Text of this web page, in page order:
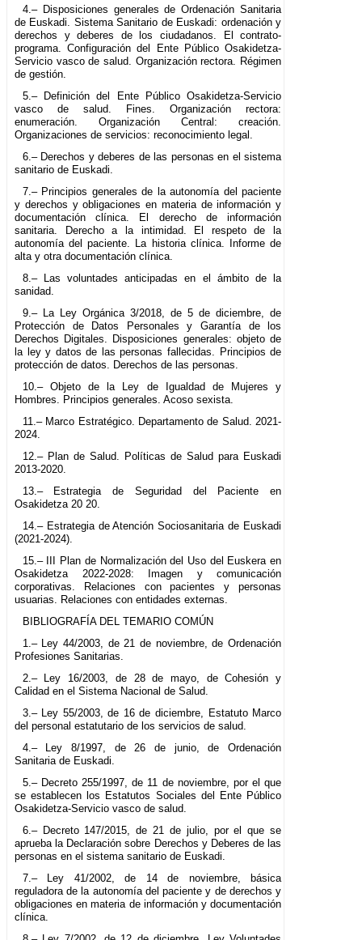
4.– Disposiciones generales de Ordenación Sanitaria
de Euskadi. Sistema Sanitario de Euskadi: ordenación y
derechos y deberes de los ciudadanos. El contrato-
programa. Configuración del Ente Público Osakidetza-
Servicio vasco de salud. Organización rectora. Régimen
de gestión.
5.– Definición del Ente Público Osakidetza-Servicio
vasco de salud. Fines. Organización rectora:
enumeración. Organización Central: creación.
Organizaciones de servicios: reconocimiento legal.
6.– Derechos y deberes de las personas en el sistema
sanitario de Euskadi.
7.– Principios generales de la autonomía del paciente
y derechos y obligaciones en materia de información y
documentación clínica. El derecho de información
sanitaria. Derecho a la intimidad. El respeto de la
autonomía del paciente. La historia clínica. Informe de
alta y otra documentación clínica.
8.– Las voluntades anticipadas en el ámbito de la
sanidad.
9.– La Ley Orgánica 3/2018, de 5 de diciembre, de
Protección de Datos Personales y Garantía de los
Derechos Digitales. Disposiciones generales: objeto de
la ley y datos de las personas fallecidas. Principios de
protección de datos. Derechos de las personas.
10.– Objeto de la Ley de Igualdad de Mujeres y
Hombres. Principios generales. Acoso sexista.
11.– Marco Estratégico. Departamento de Salud. 2021-
2024.
12.– Plan de Salud. Políticas de Salud para Euskadi
2013-2020.
13.– Estrategia de Seguridad del Paciente en
Osakidetza 20 20.
14.– Estrategia de Atención Sociosanitaria de Euskadi
(2021-2024).
15.– III Plan de Normalización del Uso del Euskera en
Osakidetza 2022-2028: Imagen y comunicación
corporativas. Relaciones con pacientes y personas
usuarias. Relaciones con entidades externas.
BIBLIOGRAFÍA DEL TEMARIO COMÚN
1.– Ley 44/2003, de 21 de noviembre, de Ordenación
Profesiones Sanitarias.
2.– Ley 16/2003, de 28 de mayo, de Cohesión y
Calidad en el Sistema Nacional de Salud.
3.– Ley 55/2003, de 16 de diciembre, Estatuto Marco
del personal estatutario de los servicios de salud.
4.– Ley 8/1997, de 26 de junio, de Ordenación
Sanitaria de Euskadi.
5.– Decreto 255/1997, de 11 de noviembre, por el que
se establecen los Estatutos Sociales del Ente Público
Osakidetza-Servicio vasco de salud.
6.– Decreto 147/2015, de 21 de julio, por el que se
aprueba la Declaración sobre Derechos y Deberes de las
personas en el sistema sanitario de Euskadi.
7.– Ley 41/2002, de 14 de noviembre, básica
reguladora de la autonomía del paciente y de derechos y
obligaciones en materia de información y documentación
clínica.